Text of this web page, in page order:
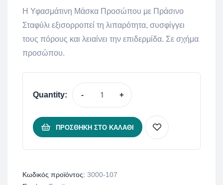
Η Υφασμάτινη Μάσκα Προσώπου με Πράσινο
Σταφύλι εξισορροπεί τη λιπαρότητα, συσφίγγει
τους πόρους και λειαίνει την επιδερμίδα. Σε σχήμα
προσώπου.
Quantity: - +
ΠΡΟΣΘΉΚΗ ΣΤΟ ΚΑΛΆΘΙ
Κωδικός προϊόντος: 3000-107